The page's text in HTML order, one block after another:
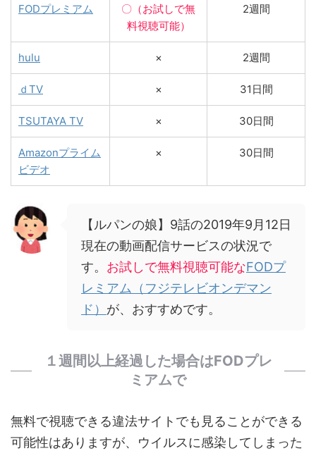
FODプレミアム
〇（お試しで無
料視聴可能）
2週間
hulu × 2週間
ｄTV × 31日間
TSUTAYA TV × 30日間
Amazonプライム
ビデオ
× 30日間
【ルパンの娘】9話の2019年9月12日
現在の動画配信サービスの状況で
す。 お試しで無料視聴可能なFODプ
レミアム（フジテレビオンデマン
ド） が、おすすめです。
１週間以上経過した場合はFODプレ
ミアムで
無料で視聴できる違法サイトでも見ることができる
可能性はありますが、ウイルスに感染してしまった